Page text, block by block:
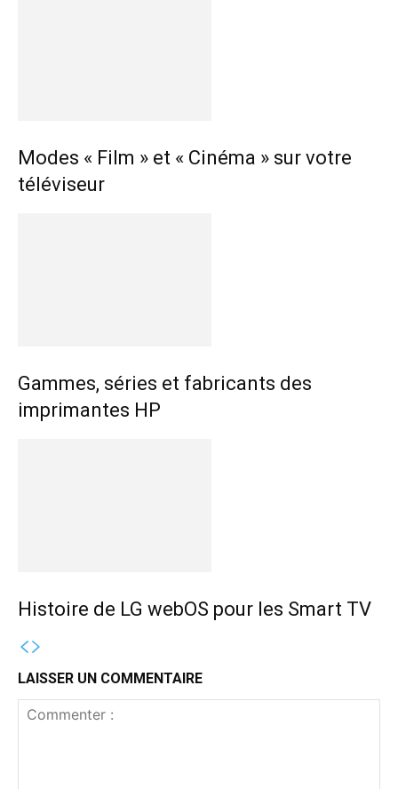
Modes « Film » et « Cinéma » sur votre
téléviseur
Gammes, séries et fabricants des
imprimantes HP
Histoire de LG webOS pour les Smart TV
LAISSER UN COMMENTAIRE